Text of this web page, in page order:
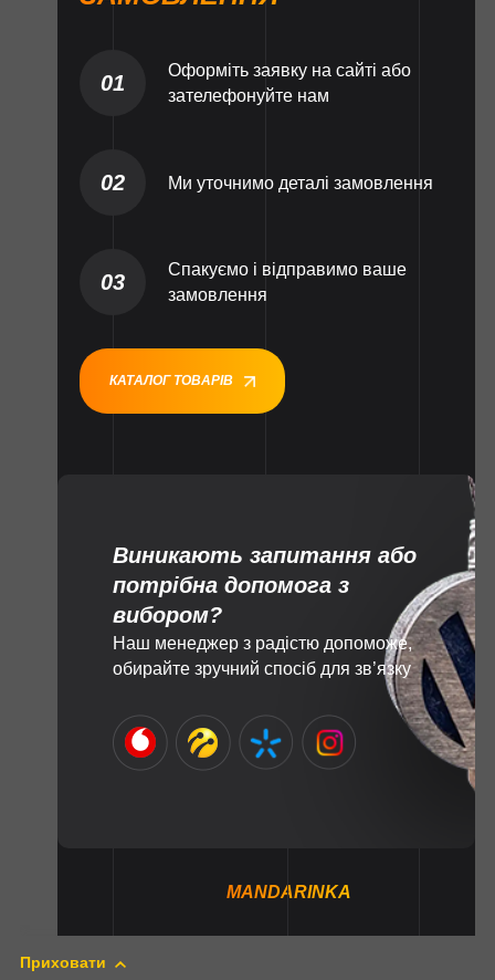
01
Оформіть заявку на сайті або
зателефонуйте нам
02 Ми уточнимо деталі замовлення
03
Спакуємо і відправимо ваше
замовлення
КАТАЛОГ ТОВАРІВ
Виникають запитання або
потрібна допомога з
вибором?
Наш менеджер з радістю допоможе,
обирайте зручний спосіб для зв’язку
MANDARINKA
Приховати